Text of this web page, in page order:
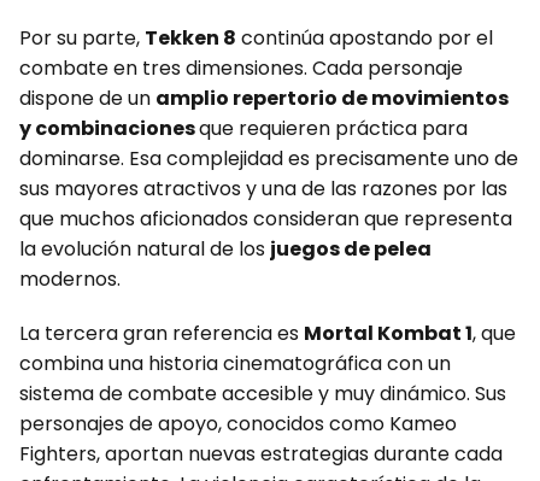
Por su parte, Tekken 8 continúa apostando por el
combate en tres dimensiones. Cada personaje
dispone de un amplio repertorio de movimientos
y combinacionesque requieren práctica para
dominarse. Esa complejidad es precisamente uno de
sus mayores atractivos y una de las razones por las
que muchos aficionados consideran que representa
la evolución natural de los juegos de pelea
modernos.
La tercera gran referencia es Mortal Kombat 1, que
combina una historia cinematográfica con un
sistema de combate accesible y muy dinámico. Sus
personajes de apoyo, conocidos como Kameo
Fighters, aportan nuevas estrategias durante cada